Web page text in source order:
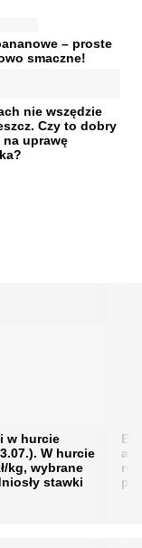
– proste
smaczne!
nie wszędzie
Czy to dobry
na uprawę
w hurcie
W hurcie
kg, wybrane
stawki